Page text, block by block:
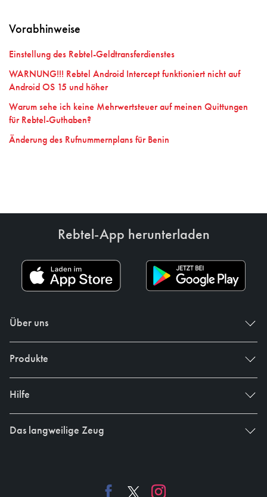
Vorabhinweise
Einstellung des Rebtel-Geldtransferdienstes
WARNUNG!!! Rebtel Android Intercept funktioniert nicht auf
Android OS 15 und höher
Warum sehe ich keine Mehrwertsteuer auf meinen Quittungen
für Rebtel-Guthaben?
Änderung des Rufnummernplans für Benin
Rebtel-App herunterladen
Über uns
Produkte
Hilfe
Das langweilige Zeug